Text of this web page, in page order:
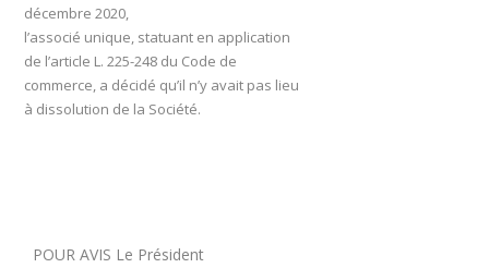
décembre 2020,
l’associé unique, statuant en application
de l’article L. 225-248 du Code de
commerce, a décidé qu’il n’y avait pas lieu
à dissolution de la Société.
POUR AVIS Le Président